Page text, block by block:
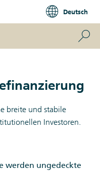
Deutsch
breite und stabile
Investoren.
werden ungedeckte